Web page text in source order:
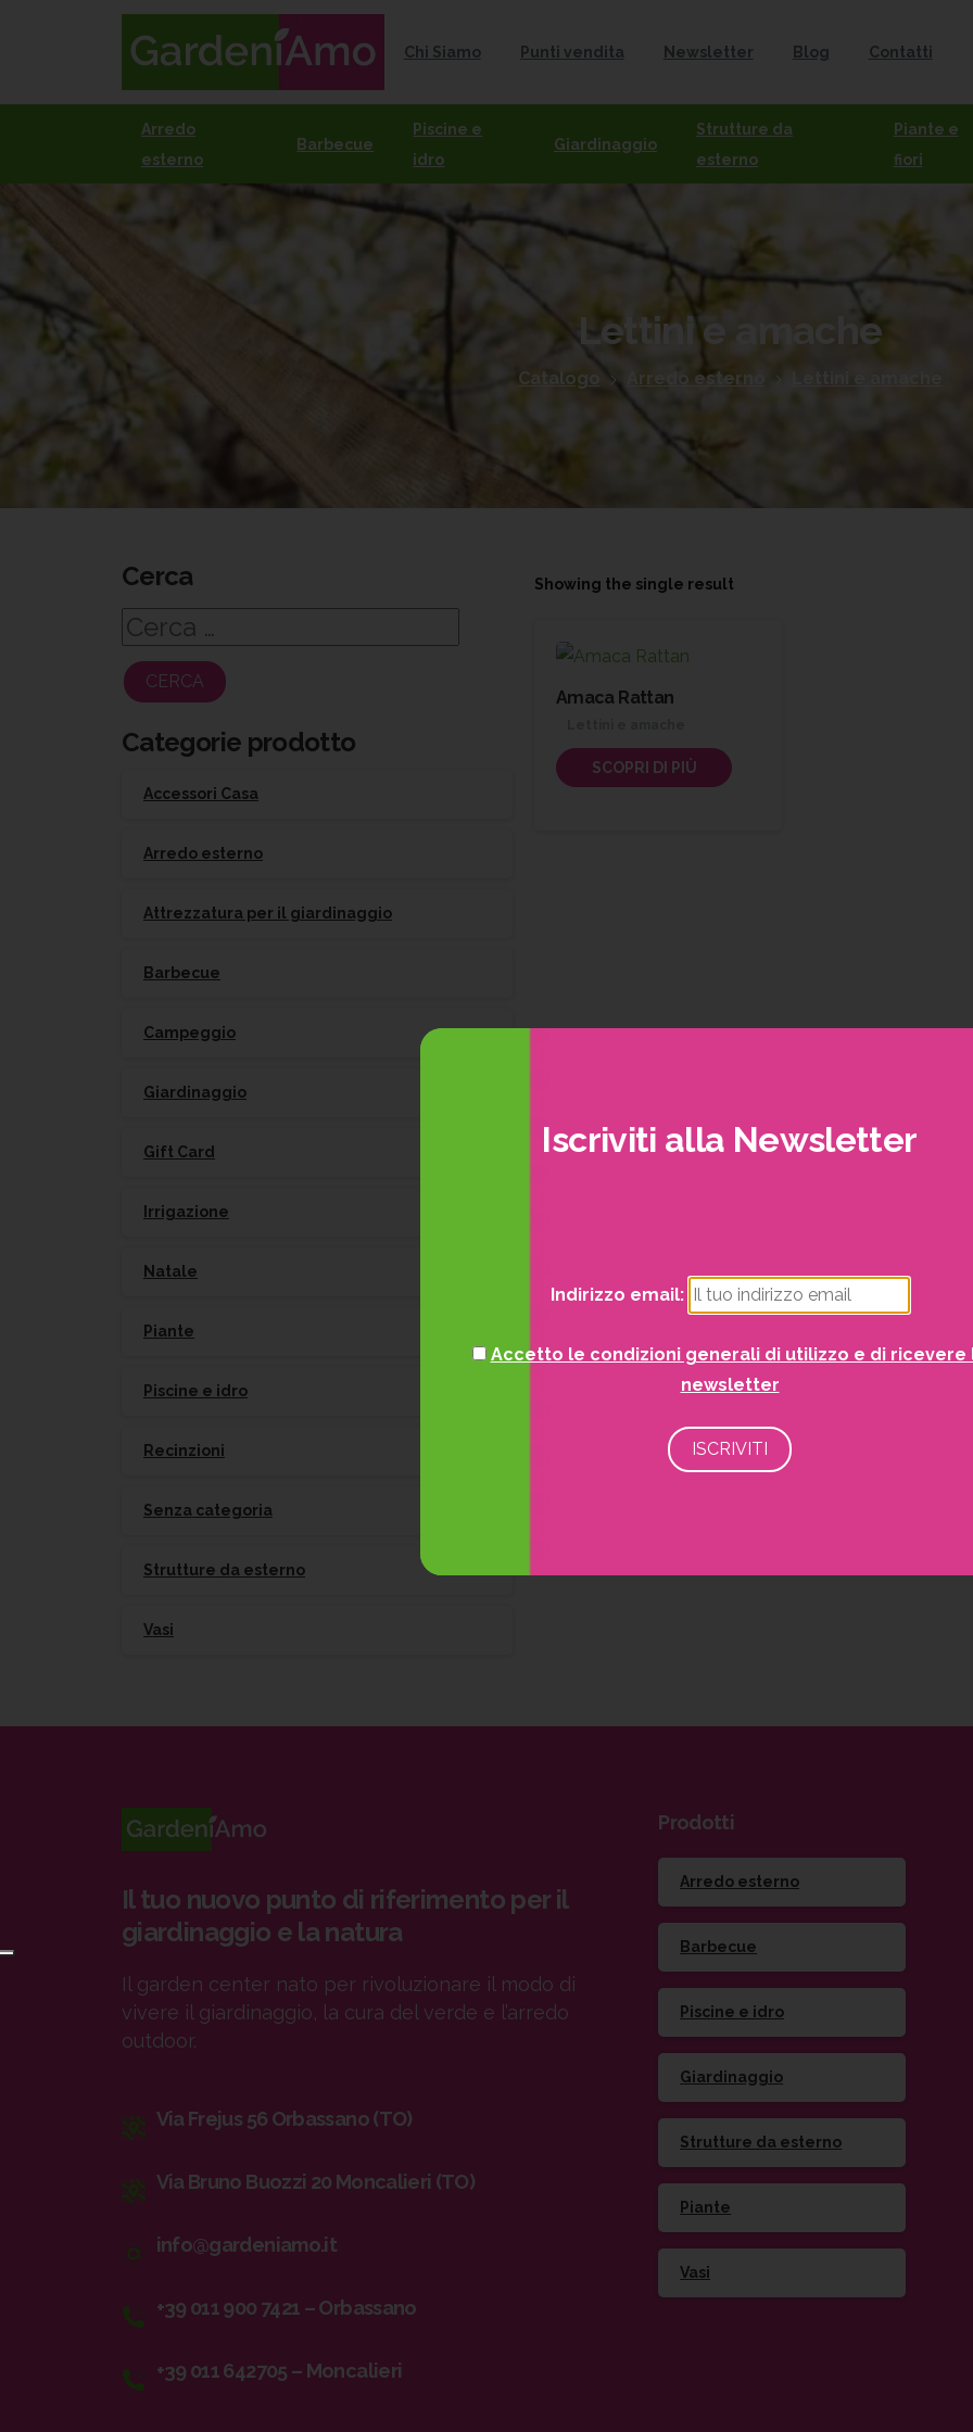
Chi Siamo Punti vendita Newsletter Blog Contatti
Arredo
esterno
Barbecue
Piscine e
idro
Giardinaggio
Strutture da
esterno
Piante e
fiori
Lettinie amache
Catalogo Arredo esterno
Showing the single result
Amaca Rattan
SCOPRI DI PIÙ
Cerca
Ricerca
per:
Categorie prodotto
Accessori Casa
Arredo esterno
Attrezzatura per il giardinaggio
Barbecue
Campeggio
Giardinaggio
Gift Card
Irrigazione
Natale
Piante
Piscine e idro
Recinzioni
Senza categoria
Strutture da esterno
Vasi
Il tuo nuovo punto di riferimento per il
giardinaggio e la natura
Il garden center nato per rivoluzionare il modo di
vivere il giardinaggio, la cura del verde e l’arredo
outdoor.
Via Frejus 56 Orbassano (TO)
Via Bruno Buozzi 20 Moncalieri (TO)
info@gardeniamo.it
+39 011 900 7421 – Orbassano
+39 011 642705 – Moncalieri
Prodotti
Arredo esterno
Barbecue
Piscine e idro
Giardinaggio
Strutture da esterno
Piante
Vasi
Iscriviti alla Newsletter
Indirizzo email:
Accetto le condizioni generali di utilizzo e di ricevere
newsletter